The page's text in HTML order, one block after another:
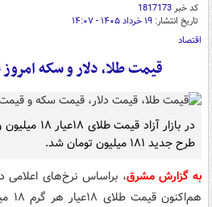
کد خبر1817173
تاریخ انتشار: ۱۹ خرداد ۱۴۰۵ - ۱۴:۰۷
اقتصاد
قیمت طلا، دلار و سکه امروز
طرح جدید ۱۸۱ میلیون تومان شد.
به گزارش مشرق، براساس نرخ‌های اعلامی